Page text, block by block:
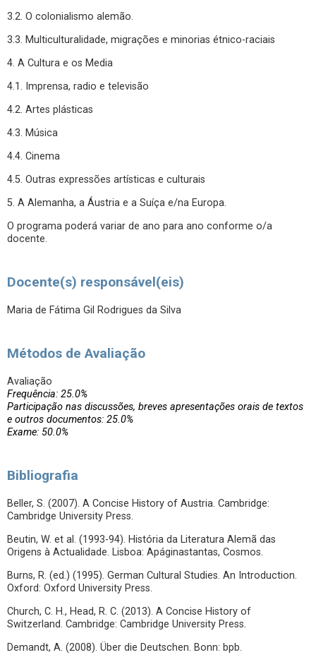
3.2. O colonialismo alemão.
3.3. Multiculturalidade, migrações e minorias étnico-raciais
4. A Cultura e os Media
4.1. Imprensa, radio e televisão
4.2. Artes plásticas
4.3. Música
4.4. Cinema
4.5. Outras expressões artísticas e culturais
5. A Alemanha, a Áustria e a Suíça e/na Europa.
O programa poderá variar de ano para ano conforme o/a
docente.
Docente(s) responsável(eis)
Maria de Fátima Gil Rodrigues da Silva
Métodos de Avaliação
Avaliação
Frequência: 25.0%
Participação nas discussões, breves apresentações orais de textos
e outros documentos: 25.0%
Exame: 50.0%
Bibliografia
Beller, S. (2007). A Concise History of Austria. Cambridge:
Cambridge University Press.
Beutin, W. et al. (1993-94). História da Literatura Alemã das
Origens à Actualidade. Lisboa: Apáginastantas, Cosmos.
Burns, R. (ed.) (1995). German Cultural Studies. An Introduction.
Oxford: Oxford University Press.
Church, C. H., Head, R. C. (2013). A Concise History of
Switzerland. Cambridge: Cambridge University Press.
Demandt, A. (2008). Über die Deutschen. Bonn: bpb.